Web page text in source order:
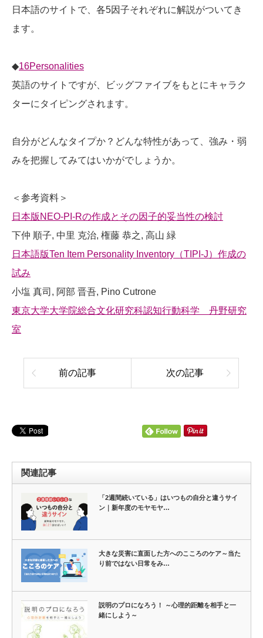
日本語のサイトで、各5因子それぞれに解説がついてき
ます。
◆16Personalities
英語のサイトですが、ビッグファイブをもとにキャラク
ターにタイピングされます。
自分がどんなタイプか？どんな特性があって、強み・弱
みを把握してみてはいかがでしょうか。
＜参考資料＞
日本版NEO-PI-Rの作成とその因子的妥当性の検討
下仲 順子, 中里 克治, 権藤 恭之, 高山 緑
日本語版Ten Item Personality Inventory（TIPI-J）作成の
試み
小塩 真司, 阿部 晋吾, Pino Cutrone
東京大学大学院総合文化研究科認知行動科学 丹野研究
室
前の記事 次の記事
関連記事
「2週間続いている」はいつもの自分と違うサイ
ン｜新年度のモヤモヤ…
大きな災害に直面した方へのこころのケア～当た
り前ではない日常をみ…
説明のプロになろう！ ～心理的距離を相手と一
緒にしよう～